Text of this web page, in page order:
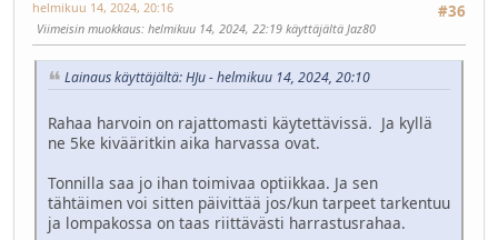
#36
helmikuu 14, 2024, 20:16
Viimeisin muokkaus: helmikuu 14, 2024, 22:19 käyttäjältä Jaz80
Lainaus käyttäjältä: HJu - helmikuu 14, 2024, 20:10
Rahaa harvoin on rajattomasti käytettävissä. Ja kyllä
ne 5ke kivääritkin aika harvassa ovat.
Tonnilla saa jo ihan toimivaa optiikkaa. Ja sen
tähtäimen voi sitten päivittää jos/kun tarpeet tarkentuu
ja lompakossa on taas riittävästi harrastusrahaa.